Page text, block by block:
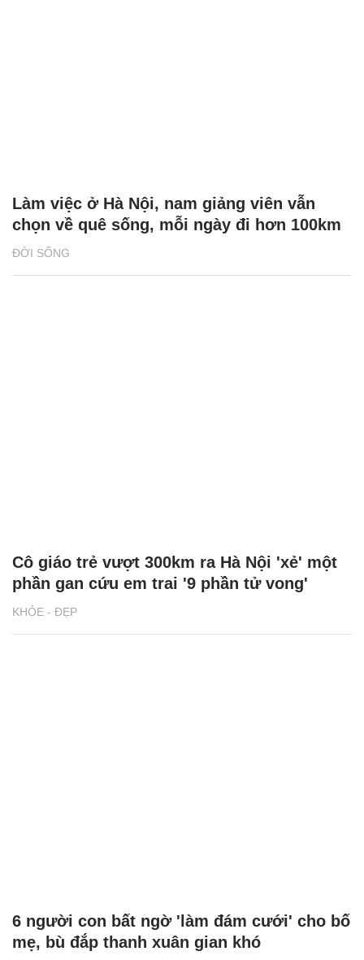
ĐỜI SỐNG
Làm việc ở Hà Nội, nam giảng viên vẫn
chọn về quê sống, mỗi ngày đi hơn 100km
KHỎE - ĐẸP
Cô giáo trẻ vượt 300km ra Hà Nội 'xẻ' một
phần gan cứu em trai '9 phần tử vong'
6 người con bất ngờ 'làm đám cưới' cho bố
mẹ, bù đắp thanh xuân gian khó